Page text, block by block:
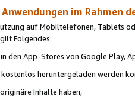
im Rahmen
auf Mobiltelefonen, Tablets
Folgendes:
den App-Stores von Google Play,
kostenlos heruntergeladen werden
Inhalte haben,